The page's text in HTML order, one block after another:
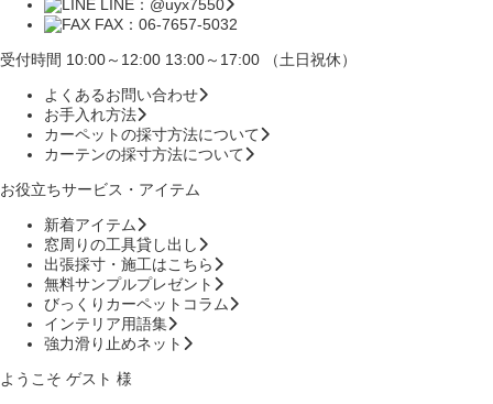
LINE：@uyx7550
FAX：06-7657-5032
受付時間 10:00～12:00 13:00～17:00 （土日祝休）
よくあるお問い合わせ
お手入れ方法
カーペットの採寸方法について
カーテンの採寸方法について
お役立ちサービス・アイテム
新着アイテム
窓周りの工具貸し出し
出張採寸・施工はこちら
無料サンプルプレゼント
びっくりカーペットコラム
インテリア用語集
強力滑り止めネット
ようこそ ゲスト 様